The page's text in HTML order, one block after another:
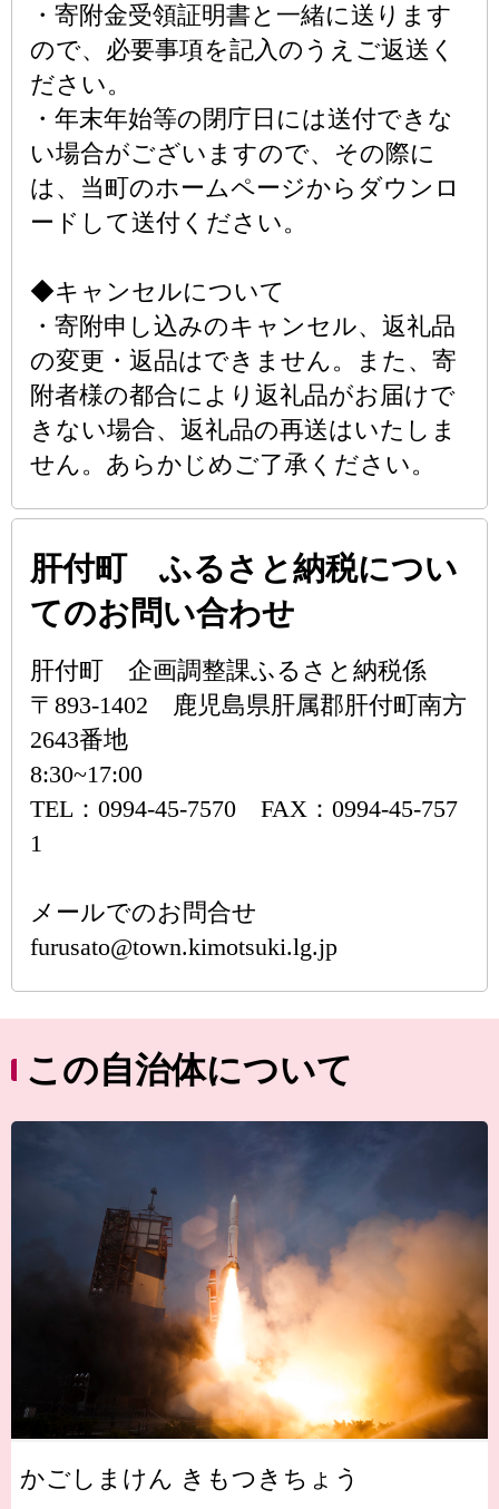
・寄附金受領証明書と一緒に送ります
ので、必要事項を記入のうえご返送く
ださい。
・年末年始等の閉庁日には送付できな
い場合がございますので、その際に
は、当町のホームページからダウンロ
ードして送付ください。
◆キャンセルについて
・寄附申し込みのキャンセル、返礼品
の変更・返品はできません。また、寄
附者様の都合により返礼品がお届けで
きない場合、返礼品の再送はいたしま
せん。あらかじめご了承ください。
肝付町 ふるさと納税につい
てのお問い合わせ
肝付町 企画調整課ふるさと納税係
〒893-1402 鹿児島県肝属郡肝付町南方
2643番地
8:30~17:00
TEL：0994-45-7570 FAX：0994-45-757
1
メールでのお問合せ
furusato@town.kimotsuki.lg.jp
この自治体について
かごしまけん きもつきちょう